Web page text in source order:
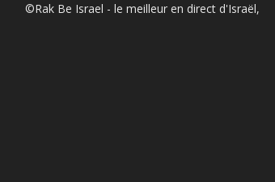
©Rak Be Israel - le meilleur en direct d'Israël,